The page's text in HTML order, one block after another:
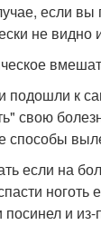
если вы
не
подошли к
свою
способы
если на
ноготь
посинел и